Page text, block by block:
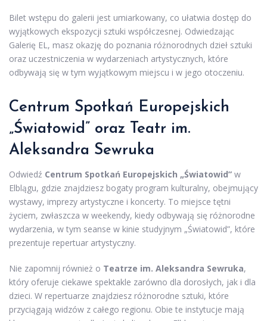
Bilet wstępu do galerii jest umiarkowany, co ułatwia dostęp do
wyjątkowych ekspozycji sztuki współczesnej. Odwiedzając
Galerię EL, masz okazję do poznania różnorodnych dzieł sztuki
oraz uczestniczenia w wydarzeniach artystycznych, które
odbywają się w tym wyjątkowym miejscu i w jego otoczeniu.
Centrum Spotkań Europejskich
„Światowid” oraz Teatr im.
Aleksandra Sewruka
Odwiedź Centrum Spotkań Europejskich „Światowid” w
Elblągu, gdzie znajdziesz bogaty program kulturalny, obejmujący
wystawy, imprezy artystyczne i koncerty. To miejsce tętni
życiem, zwłaszcza w weekendy, kiedy odbywają się różnorodne
wydarzenia, w tym seanse w kinie studyjnym „Światowid”, które
prezentuje repertuar artystyczny.
Nie zapomnij również o Teatrze im. Aleksandra Sewruka,
który oferuje ciekawe spektakle zarówno dla dorosłych, jak i dla
dzieci. W repertuarze znajdziesz różnorodne sztuki, które
przyciągają widzów z całego regionu. Obie te instytucje mają